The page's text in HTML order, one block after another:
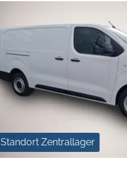
Standort Zentrallager